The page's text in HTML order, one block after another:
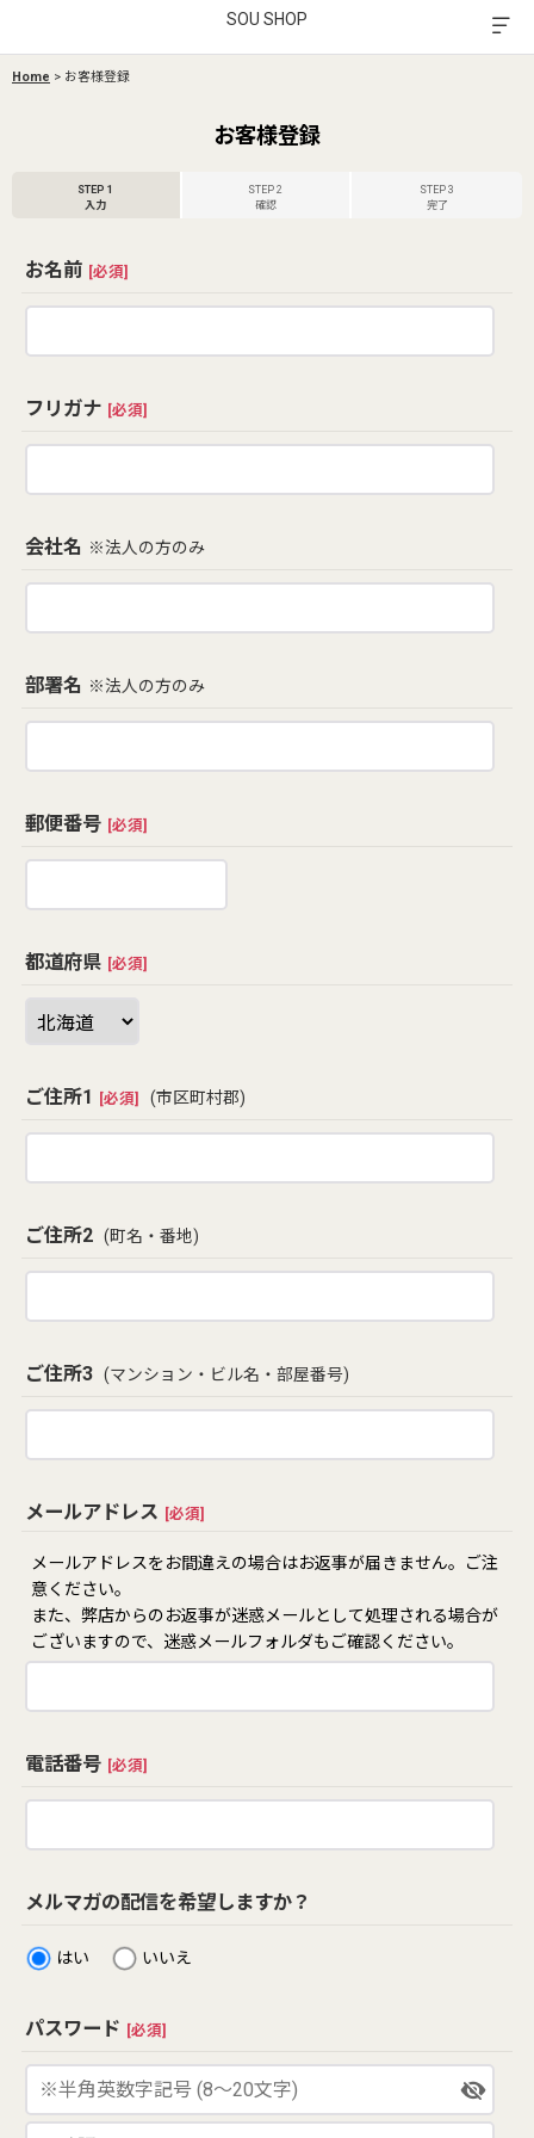
SOU SHOP
Home > お客様登録
お客様登録
STEP 1
入力
STEP 2
確認
STEP 3
完了
お名前 [必須]
フリガナ [必須]
会社名 ※法人の方のみ
部署名 ※法人の方のみ
郵便番号 [必須]
都道府県 [必須]
ご住所1 [必須] (市区町村郡)
ご住所2 (町名・番地)
ご住所3 (マンション・ビル名・部屋番号)
メールアドレス [必須]
メールアドレスをお間違えの場合はお返事が届きません。ご注
意ください。
また、弊店からのお返事が迷惑メールとして処理される場合が
ございますので、迷惑メールフォルダもご確認ください。
電話番号 [必須]
メルマガの配信を希望しますか？
はい いいえ
パスワード [必須]